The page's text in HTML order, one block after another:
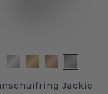
Jackie